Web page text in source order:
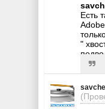
Есть
"